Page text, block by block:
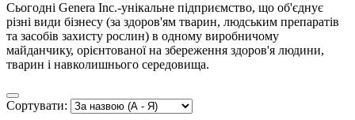
Сьогодні Genera Inc.-унікальне підприємство, що об'єднує
різні види бізнесу (за здоров'ям тварин, людським препаратів
та засобів захисту рослин) в одному виробничому
майданчику, орієнтованої на збереження здоров'я людини,
тварин і навколишнього середовища.
Сортувати: